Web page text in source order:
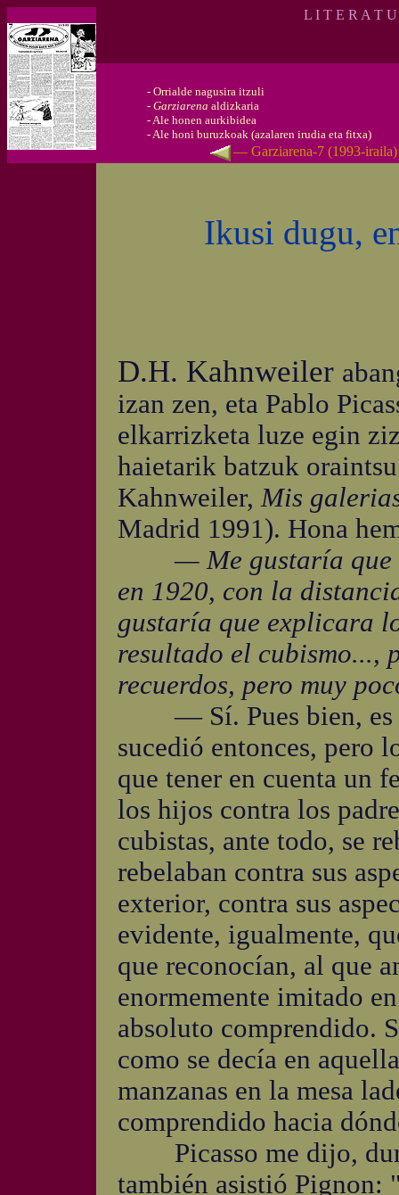
L I T E R A T
- Orrialde nagusira itzuli
- Garziarena aldizkaria
-Ale honen aurkibidea
-Ale honi buruzkoak (azalaren irudia eta fitxa)
— Garziarena-7 (1993-
Ikusi dugu,
D.H. Kahnweiler
izan zen, eta Pablo
elkarrizketa luze egin
haietarik batzuk
Kahnweiler,Mis
Madrid 1991). Hona
— Me gustaría que
en 1920, con la
gustaría que explicara
resultado el cubismo...,
recuerdos, pero muy
— Sí. Pues bien, es
sucedió entonces, pero
que tener en cuenta un
los hijos contra los
cubistas, ante todo, se
rebelaban contra sus
exterior, contra sus
evidente, igualmente,
que reconocían, al que
enormemente imitado
absoluto comprendido.
como se decía en
manzanas en la mesa
comprendido hacia
Picasso me dijo,
también asistió Pignon: